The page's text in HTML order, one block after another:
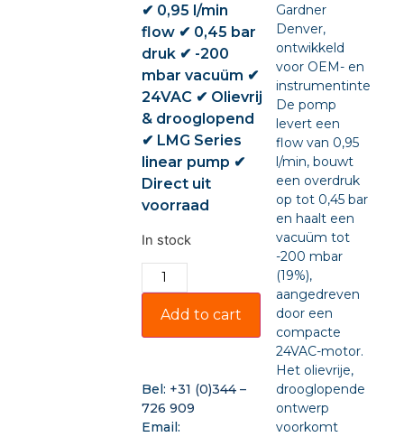
✔ 0,95 l/min
flow ✔ 0,45 bar
druk ✔ -200
mbar vacuüm ✔
24VAC ✔ Olievrij
& drooglopend
✔ LMG Series
linear pump ✔
Direct uit
voorraad
In stock
Add to cart
Bel: +31 (0)344 –
726 909
Email:
Gardner
Denver,
ontwikkeld
voor OEM- en
De pomp
levert een
flow van 0,95
l/min, bouwt
een overdruk
op tot 0,45 bar
en haalt een
vacuüm tot
-200 mbar
(19%),
aangedreven
door een
compacte
24VAC-motor.
Het olievrije,
drooglopende
ontwerp
voorkomt